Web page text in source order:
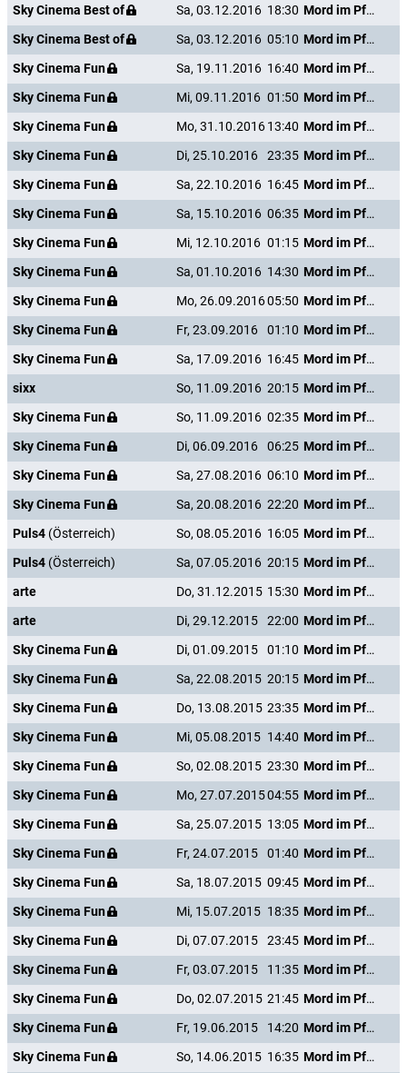
Sky Cinema Best of
Sa, 03.12.2016 18:30
Mord im Pfarrhaus
Sky Cinema Best of
Sa, 03.12.2016 05:10
Mord im Pfarrhaus
Sky Cinema Fun
Sa, 19.11.2016 16:40
Mord im Pfarrhaus
Sky Cinema Fun
Mi, 09.11.2016 01:50
Mord im Pfarrhaus
Sky Cinema Fun
Mo, 31.10.201613:40
Mord im Pfarrhaus
Sky Cinema Fun
Di, 25.10.2016 23:35
Mord im Pfarrhaus
Sky Cinema Fun
Sa, 22.10.2016 16:45
Mord im Pfarrhaus
Sky Cinema Fun
Sa, 15.10.2016 06:35
Mord im Pfarrhaus
Sky Cinema Fun
Mi, 12.10.2016 01:15
Mord im Pfarrhaus
Sky Cinema Fun
Sa, 01.10.2016 14:30
Mord im Pfarrhaus
Sky Cinema Fun
Mo, 26.09.201605:50
Mord im Pfarrhaus
Sky Cinema Fun
Fr, 23.09.2016 01:10
Mord im Pfarrhaus
Sky Cinema Fun
Sa, 17.09.2016 16:45
Mord im Pfarrhaus
sixx
So, 11.09.2016 20:15
Mord im Pfarrhaus
Sky Cinema Fun
So, 11.09.2016 02:35
Mord im Pfarrhaus
Sky Cinema Fun
Di, 06.09.2016 06:25
Mord im Pfarrhaus
Sky Cinema Fun
Sa, 27.08.2016 06:10
Mord im Pfarrhaus
Sky Cinema Fun
Sa, 20.08.2016 22:20
Mord im Pfarrhaus
Puls4 (Österreich) So, 08.05.2016 16:05
Mord im Pfarrhaus
Puls4 (Österreich) Sa, 07.05.2016 20:15
Mord im Pfarrhaus
arte
Do, 31.12.2015 15:30
Mord im Pfarrhaus
arte
Di, 29.12.2015 22:00
Mord im Pfarrhaus
Sky Cinema Fun
Di, 01.09.2015 01:10
Mord im Pfarrhaus
Sky Cinema Fun
Sa, 22.08.2015 20:15
Mord im Pfarrhaus
Sky Cinema Fun
Do, 13.08.2015 23:35
Mord im Pfarrhaus
Sky Cinema Fun
Mi, 05.08.2015 14:40
Mord im Pfarrhaus
Sky Cinema Fun
So, 02.08.2015 23:30
Mord im Pfarrhaus
Sky Cinema Fun
Mo, 27.07.201504:55
Mord im Pfarrhaus
Sky Cinema Fun
Sa, 25.07.2015 13:05
Mord im Pfarrhaus
Sky Cinema Fun
Fr, 24.07.2015 01:40
Mord im Pfarrhaus
Sky Cinema Fun
Sa, 18.07.2015 09:45
Mord im Pfarrhaus
Sky Cinema Fun
Mi, 15.07.2015 18:35
Mord im Pfarrhaus
Sky Cinema Fun
Di, 07.07.2015 23:45
Mord im Pfarrhaus
Sky Cinema Fun
Fr, 03.07.2015 11:35
Mord im Pfarrhaus
Sky Cinema Fun
Do, 02.07.2015 21:45
Mord im Pfarrhaus
Sky Cinema Fun
Fr, 19.06.2015 14:20
Mord im Pfarrhaus
Sky Cinema Fun
So, 14.06.2015 16:35 Mord im Pfarrhaus